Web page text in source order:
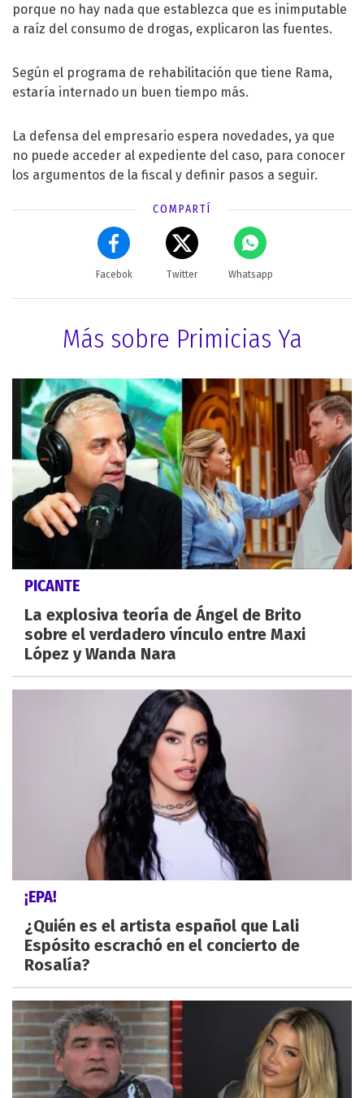
porque no hay nada que establezca que es inimputable
a raíz del consumo de drogas, explicaron las fuentes.
Según el programa de rehabilitación que tiene Rama,
estaría internado un buen tiempo más.
La defensa del empresario espera novedades, ya que
no puede acceder al expediente del caso, para conocer
los argumentos de la fiscal y definir pasos a seguir.
COMPARTÍ
Facebok Twitter Whatsapp
Más sobre Primicias Ya
PICANTE
La explosiva teoría de Ángel de Brito
sobre el verdadero vínculo entre Maxi
López y Wanda Nara
¡EPA!
¿Quién es el artista español que Lali
Espósito escrachó en el concierto de
Rosalía?